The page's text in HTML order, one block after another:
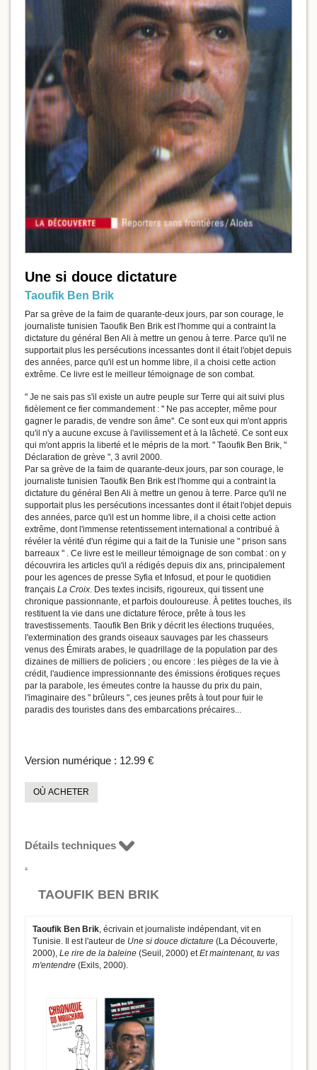
Une si douce dictature
Taoufik Ben Brik
Par sa grève de la faim de quarante-deux jours, par son courage, le
journaliste tunisien Taoufik Ben Brik est l'homme qui a contraint la
dictature du général Ben Ali à mettre un genou à terre. Parce qu'il ne
supportait plus les persécutions incessantes dont il était l'objet depuis
des années, parce qu'il est un homme libre, il a choisi cette action
extrême. Ce livre est le meilleur témoignage de son combat.
" Je ne sais pas s'il existe un autre peuple sur Terre qui ait suivi plus
fidèlement ce fier commandement : '' Ne pas accepter, même pour
gagner le paradis, de vendre son âme''. Ce sont eux qui m'ont appris
qu'il n'y a aucune excuse à l'avilissement et à la lâcheté. Ce sont eux
qui m'ont appris la liberté et le mépris de la mort. " Taoufik Ben Brik, "
Déclaration de grève ", 3 avril 2000.
Par sa grève de la faim de quarante-deux jours, par son courage, le
journaliste tunisien Taoufik Ben Brik est l'homme qui a contraint la
dictature du général Ben Ali à mettre un genou à terre. Parce qu'il ne
supportait plus les persécutions incessantes dont il était l'objet depuis
des années, parce qu'il est un homme libre, il a choisi cette action
extrême, dont l'immense retentissement international a contribué à
révéler la vérité d'un régime qui a fait de la Tunisie une " prison sans
barreaux " . Ce livre est le meilleur témoignage de son combat : on y
découvrira les articles qu'il a rédigés depuis dix ans, principalement
pour les agences de presse Syfia et Infosud, et pour le quotidien
français La Croix. Des textes incisifs, rigoureux, qui tissent une
chronique passionnante, et parfois douloureuse. À petites touches, ils
restituent la vie dans une dictature féroce, prête à tous les
travestissements. Taoufik Ben Brik y décrit les élections truquées,
l'extermination des grands oiseaux sauvages par les chasseurs
venus des Émirats arabes, le quadrillage de la population par des
dizaines de milliers de policiers ; ou encore : les pièges de la vie à
crédit, l'audience impressionnante des émissions érotiques reçues
par la parabole, les émeutes contre la hausse du prix du pain,
l'imaginaire des " brûleurs ", ces jeunes prêts à tout pour fuir le
paradis des touristes dans des embarcations précaires...
Version numérique : 12.99 €
OÙ ACHETER
Détails techniques
TAOUFIK BEN BRIK
Taoufik Ben Brik, écrivain et journaliste indépendant, vit en
Tunisie. Il est l'auteur de Une si douce dictature (La Découverte,
2000), Le rire de la baleine (Seuil, 2000) etEt maintenant, tu vas
m'entendre (Exils, 2000).